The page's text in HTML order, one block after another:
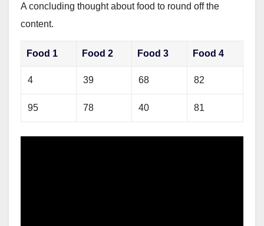
A concluding thought about food to round off the
content.
Food 1 Food 2 Food 3 Food 4
4 39 68 82
95 78 40 81